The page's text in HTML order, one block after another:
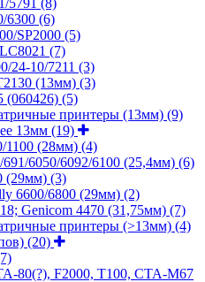
6300 (6)
SP2000 (5)
(7)
24-10/7211 (3)
(13мм) (3)
(060426) (5)
принтеры (13мм) (9)
13мм (19)
1100 (28мм) (4)
6050/6092/6100 (25,4мм) (6)
(29мм) (3)
6600/6800 (29мм) (2)
Genicom 4470 (31,75мм) (7)
принтеры (>13мм) (4)
(20)
80(?), F2000, T100, СТА-М67